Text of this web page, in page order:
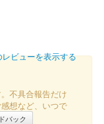
ビューを表示する
不具合報告だけ
想など、いつで
バック